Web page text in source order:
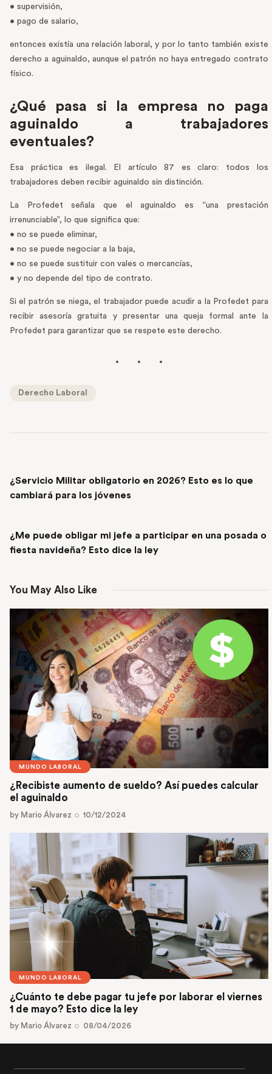
• supervisión,
• pago de salario,
entonces existía una relación laboral, y por lo tanto también existe
derecho a aguinaldo, aunque el patrón no haya entregado contrato
físico.
¿Qué pasa si la empresa no paga
aguinaldo a trabajadores
eventuales?
Esa práctica es ilegal. El artículo 87 es claro: todos los
trabajadores deben recibir aguinaldo sin distinción.
La Profedet señala que el aguinaldo es “una prestación
irrenunciable”, lo que significa que:
• no se puede eliminar,
• no se puede negociar a la baja,
• no se puede sustituir con vales o mercancías,
• y no depende del tipo de contrato.
Si el patrón se niega, el trabajador puede acudir a la Profedet para
recibir asesoría gratuita y presentar una queja formal ante la
Profedet para garantizar que se respete este derecho.
Derecho Laboral
¿Servicio Militar obligatorio en 2026? Esto es lo que
cambiará para los jóvenes
¿Me puede obligar mi jefe a participar en una posada o
fiesta navideña? Esto dice la ley
You May Also Like
MUNDO LABORAL
¿Recibiste aumento de sueldo? Así puedes calcular
el aguinaldo
by Mario Álvarez 10/12/2024
MUNDO LABORAL
¿Cuánto te debe pagar tu jefe por laborar el viernes
1 de mayo? Esto dice la ley
by Mario Álvarez 08/04/2026